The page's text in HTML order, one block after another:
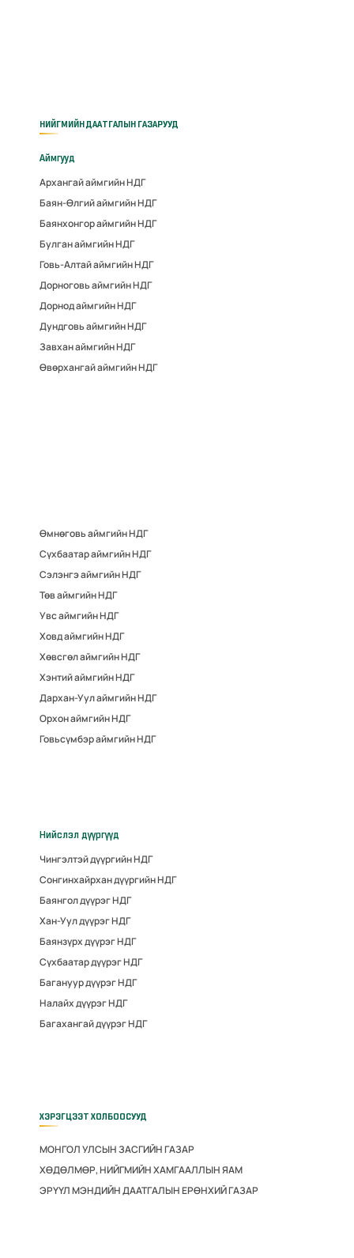
НИЙГМИЙН ДААТГАЛЫН ГАЗАРУУД
Аймгууд
Архангай аймгийн НДГ
Баян-Өлгий аймгийн НДГ
Баянхонгор аймгийн НДГ
Булган аймгийн НДГ
Говь-Алтай аймгийн НДГ
Дорноговь аймгийн НДГ
Дорнод аймгийн НДГ
Дундговь аймгийн НДГ
Завхан аймгийн НДГ
Өвөрхангай аймгийн НДГ
Өмнөговь аймгийн НДГ
Сүхбаатар аймгийн НДГ
Сэлэнгэ аймгийн НДГ
Төв аймгийн НДГ
Увс аймгийн НДГ
Ховд аймгийн НДГ
Хөвсгөл аймгийн НДГ
Хэнтий аймгийн НДГ
Дархан-Уул аймгийн НДГ
Орхон аймгийн НДГ
Говьсүмбэр аймгийн НДГ
Нийслэл дүүргүүд
Чингэлтэй дүүргийн НДГ
Сонгинхайрхан дүүргийн НДГ
Баянгол дүүрэг НДГ
Хан-Уул дүүрэг НДГ
Баянзүрх дүүрэг НДГ
Сүхбаатар дүүрэг НДГ
Багануур дүүрэг НДГ
Налайх дүүрэг НДГ
Багахангай дүүрэг НДГ
ХЭРЭГЦЭЭТ ХОЛБООСУУД
МОНГОЛ УЛСЫН ЗАСГИЙН ГАЗАР
ХӨДӨЛМӨР, НИЙГМИЙН ХАМГААЛЛЫН ЯАМ
ЭРҮҮЛ МЭНДИЙН ДААТГАЛЫН ЕРӨНХИЙ ГАЗАР